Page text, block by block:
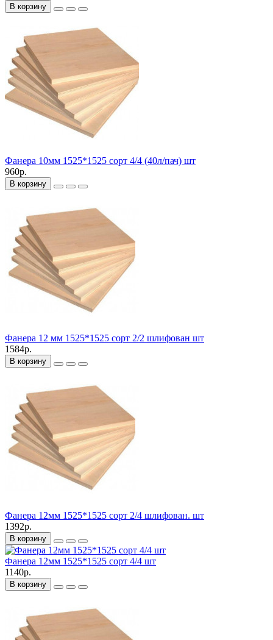
В корзину
Фанера 10мм 1525*1525 сорт 4/4 (40л/пач) шт
960р.
В корзину
Фанера 12 мм 1525*1525 сорт 2/2 шлифован шт
1584р.
В корзину
Фанера 12мм 1525*1525 сорт 2/4 шлифован. шт
1392р.
В корзину
Фанера 12мм 1525*1525 сорт 4/4 шт
1140р.
В корзину